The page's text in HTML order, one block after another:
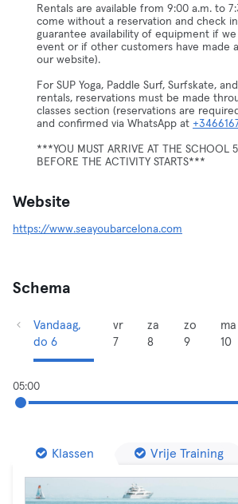
Rentals are available from 9:00 a.m. to
come without a reservation and check
guarantee availability of equipment if we
event or if other customers have made
our website).
For SUP Yoga, Paddle Surf, Surfskate,
rentals, reservations must be made
classes section (reservations are
and confirmed via WhatsApp at
***YOU MUST ARRIVE AT THE SCHOOL
BEFORE THE ACTIVITY STARTS***
Website
https://www.seayoubarcelona.com
Schema
Vandaag,
do 6
vr
7
za
8
zo
9
ma
10
05:00
Klassen Vrije Training